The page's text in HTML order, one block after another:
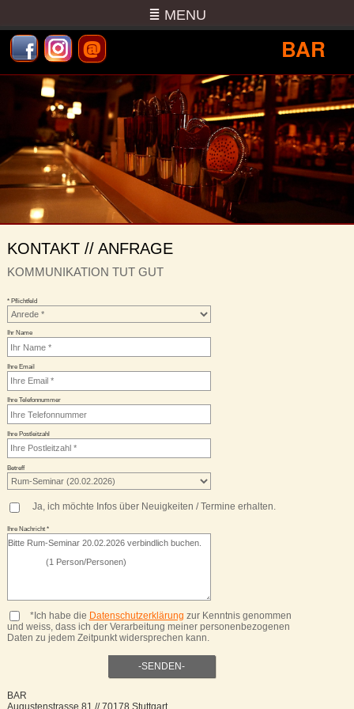
@ BAR
≣ MENU
KONTAKT // ANFRAGE
KOMMUNIKATION TUT GUT
* Pflichtfeld
Ihr Name
Ihre Email
Ihre Telefonnummer
Ihre Postleitzahl
Betreff
Ja, ich möchte Infos über Neuigkeiten / Termine erhalten.
Ihre Nachricht *
*Ich habe die Datenschutzerklärung zur Kenntnis genommen
und weiss, dass ich der Verarbeitung meiner personenbezogenen
Daten zu jedem Zeitpunkt widersprechen kann.
BAR
Augustenstrasse 81 //70178 Stuttgart